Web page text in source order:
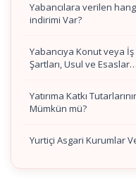
Yabancılara verilen
indirimi Var?
Yabancıya Konut veya
Şartları, Usul ve Esaslar…
Yatırıma Katkı
Mümkün mü?
Yurtiçi Asgari Kurumlar